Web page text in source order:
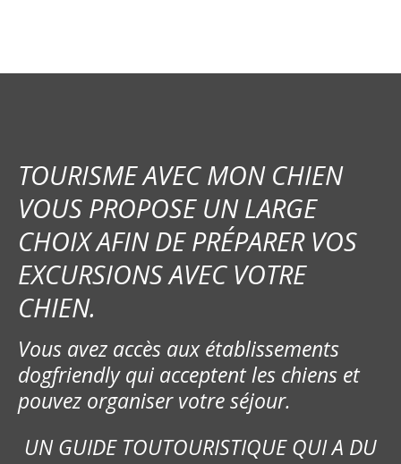
i
o
n
d
e
l
’
a
TOURISME AVEC MON CHIEN
VOUS PROPOSE UN LARGE
CHOIX AFIN DE PRÉPARER VOS
EXCURSIONS AVEC VOTRE
CHIEN.
Vous avez accès aux établissements
dogfriendly qui acceptent les chiens et
pouvez organiser votre séjour.
UN GUIDE TOUTOURISTIQUE QUI A DU